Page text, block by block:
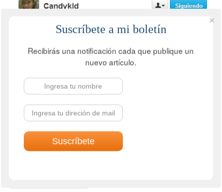
No votes yet.
Voting is currently disabled, data maintenance in progress.
Suscríbete a mi boletín
Recibirás una notificación cada que publique un
nuevo artículo.